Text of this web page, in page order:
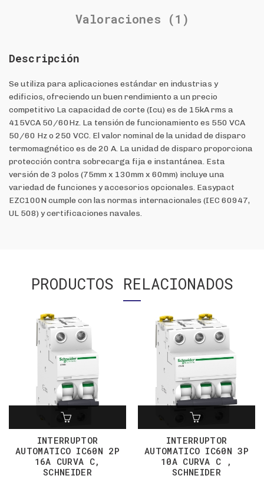
Valoraciones (1)
Descripción
Se utiliza para aplicaciones estándar en industrias y
edificios, ofreciendo un buen rendimiento a un precio
competitivo La capacidad de corte (Icu) es de 15kA rms a
415VCA 50/60Hz. La tensión de funcionamiento es 550 VCA
50/60 Hz o 250 VCC. El valor nominal de la unidad de disparo
termomagnético es de 20 A. La unidad de disparo proporciona
protección contra sobrecarga fija e instantánea. Esta
versión de 3 polos (75mm x 130mm x 60mm) incluye una
variedad de funciones y accesorios opcionales. Easypact
EZC100N cumple con las normas internacionales (IEC 60947,
UL 508) y certificaciones navales.
PRODUCTOS RELACIONADOS
INTERRUPTOR
AUTOMATICO IC60N 2P
16A CURVA C,
SCHNEIDER
INTERRUPTOR
AUTOMATICO IC60N 3P
10A CURVA C ,
SCHNEIDER